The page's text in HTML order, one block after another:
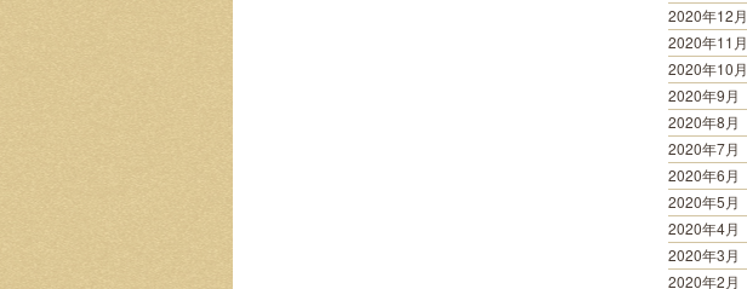
2020年12月
2020年11月
2020年10月
2020年9月
2020年8月
2020年7月
2020年6月
2020年5月
2020年4月
2020年3月
2020年2月